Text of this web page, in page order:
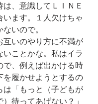
は、意識してＬＩＮＥ
います。１人欠けちゃ
いので。
いのやり方に不満が
いことかな。私はイラ
で、例えば出かける時
を履かせようとするの
は「もっと（子どもが
待ってあげない？」